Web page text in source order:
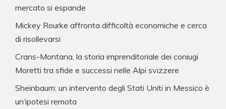
mercato si espande
Mickey Rourke affronta difficoltà economiche e cerca
di risollevarsi
Crans-Montana, la storia imprenditoriale dei coniugi
Moretti tra sfide e successi nelle Alpi svizzere
Sheinbaum: un intervento degli Stati Uniti in Messico è
un’ipotesi remota